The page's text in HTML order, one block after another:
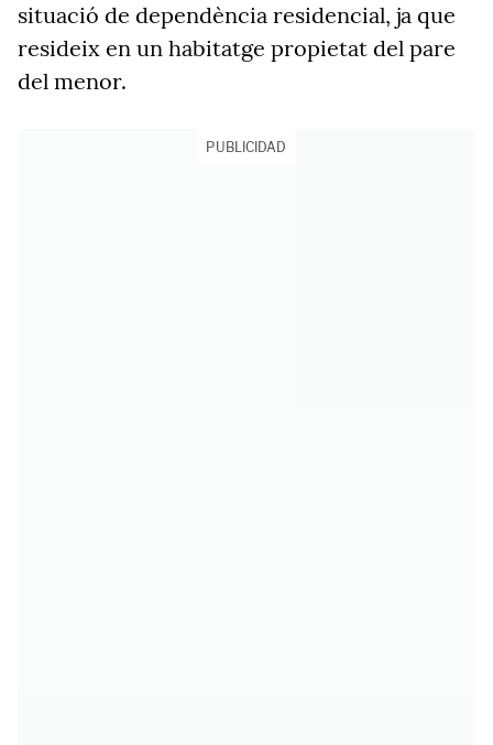
situació de dependència residencial, ja que
resideix en un habitatge propietat del pare
del menor.
PUBLICIDAD